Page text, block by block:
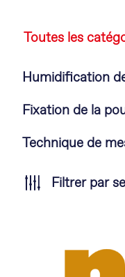
Toutes les
Aller
contenu
Humidification
Fixation de la
Technique de
Filtrer par